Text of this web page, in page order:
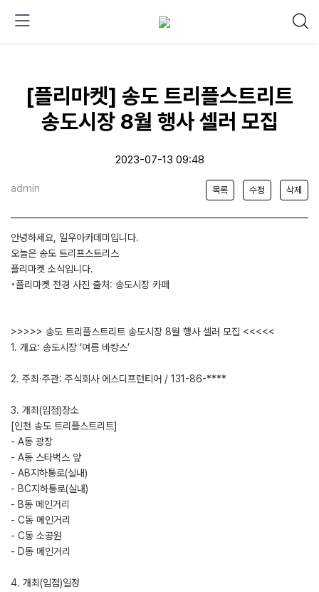
[플리마켓] 송도 트리플스트리트
송도시장 8월 행사 셀러 모집
2023-07-13 09:48
admin 목록 수정 삭제
안녕하세요, 일우아카데미입니다.
오늘은 송도 트리프스트리스
플리마켓 소식입니다.
◦플리마켓 전경 사진 출처: 송도시장 카페
>>>>> 송도 트리플스트리트 송도시장 8월 행사 셀러 모집 <<<<<
1. 개요: 송도시장 ‘여름 바캉스’
2. 주최·주관: 주식회사 에스디프런티어 / 131-86-****
3. 개최(입점)장소
[인천 송도 트리플스트리트]
- A동 광장
- A동 스타벅스 앞
- AB지하통로(실내)
- BC지하통로(실내)
- B동 메인거리
- C동 메인거리
- C동 소공원
- D동 메인거리
​4. 개최(입점)일정